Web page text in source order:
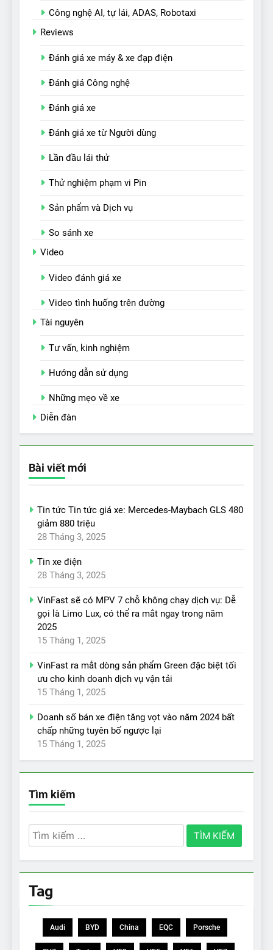
Công nghệ AI, tự lái, ADAS, Robotaxi
Reviews
Đánh giá xe máy & xe đạp điện
Đánh giá Công nghệ
Đánh giá xe
Đánh giá xe từ Người dùng
Lần đầu lái thử
Thử nghiệm phạm vi Pin
Sản phẩm và Dịch vụ
So sánh xe
Video
Video đánh giá xe
Video tình huống trên đường
Tài nguyên
Tư vấn, kinh nghiệm
Hướng dẫn sử dụng
Những mẹo về xe
Diễn đàn
Bài viết mới
Tin tức Tin tức giá xe: Mercedes-Maybach GLS 480
giảm 880 triệu
28 Tháng 3, 2025
Tin xe điện
28 Tháng 3, 2025
VinFast sẽ có MPV 7 chỗ không chạy dịch vụ: Dễ
gọi là Limo Lux, có thể ra mắt ngay trong năm
2025
15 Tháng 1, 2025
VinFast ra mắt dòng sản phẩm Green đặc biệt tối
ưu cho kinh doanh dịch vụ vận tải
15 Tháng 1, 2025
Doanh số bán xe điện tăng vọt vào năm 2024 bất
chấp những tuyên bố ngược lại
15 Tháng 1, 2025
Tìm kiếm
Tìm
kiếm
Tag
Audi BYD China EQC Porsche